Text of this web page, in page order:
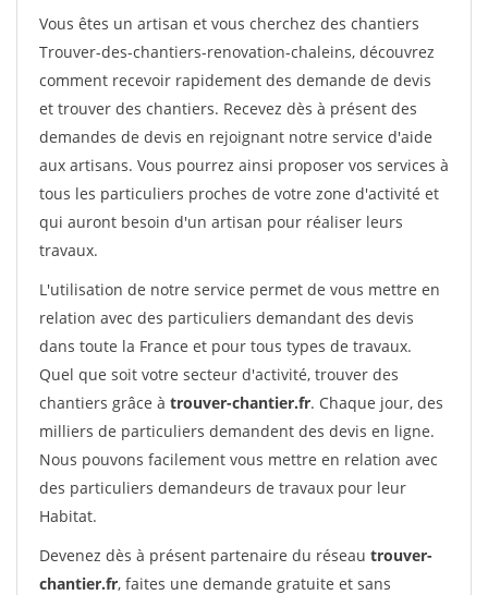
Vous êtes un artisan et vous cherchez des chantiers
Trouver-des-chantiers-renovation-chaleins, découvrez
comment recevoir rapidement des demande de devis
et trouver des chantiers. Recevez dès à présent des
demandes de devis en rejoignant notre service d'aide
aux artisans. Vous pourrez ainsi proposer vos services à
tous les particuliers proches de votre zone d'activité et
qui auront besoin d'un artisan pour réaliser leurs
travaux.
L'utilisation de notre service permet de vous mettre en
relation avec des particuliers demandant des devis
dans toute la France et pour tous types de travaux.
Quel que soit votre secteur d'activité, trouver des
chantiers grâce à trouver-chantier.fr. Chaque jour, des
milliers de particuliers demandent des devis en ligne.
Nous pouvons facilement vous mettre en relation avec
des particuliers demandeurs de travaux pour leur
Habitat.
Devenez dès à présent partenaire du réseau trouver-
chantier.fr, faites une demande gratuite et sans